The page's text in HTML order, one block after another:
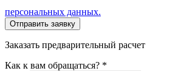
персональных данных.
Заказать предварительный расчет
Как к вам обращаться? *